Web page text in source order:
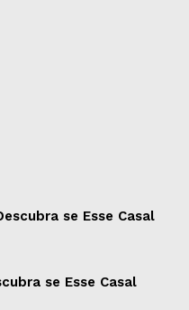
se Esse Casal
se Esse Casal